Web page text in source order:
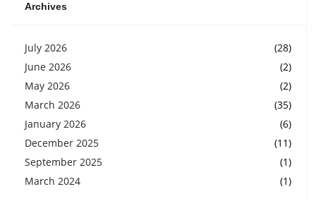
Archives
July 2026
(28)
June 2026
(2)
May 2026
(2)
March 2026
(35)
January 2026
(6)
December 2025
(11)
September 2025
(1)
March 2024
(1)